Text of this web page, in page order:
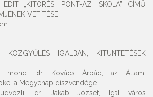
„KITÖRÉSI PONT-AZ ISKOLA” CÍMŰ
VETÍTÉSE
IGALBAN, KITÜNTETÉSEK
mond: dr. Kovács Árpád, az Állami
a Megyenap díszvendége
dr. Jakab József, Igal város